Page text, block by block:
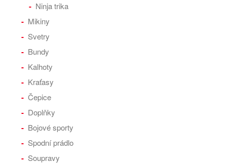
Ninja trika
Mikiny
Svetry
Bundy
Kalhoty
Kraťasy
Čepice
Doplňky
Bojové sporty
Spodní prádlo
Soupravy